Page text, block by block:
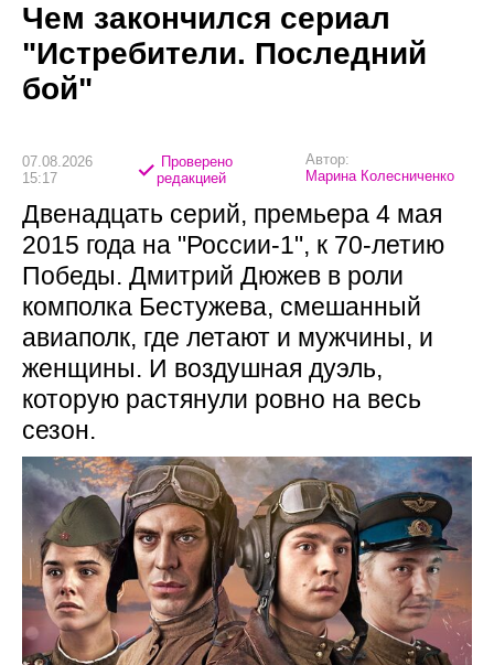
Чем закончился сериал
"Истребители. Последний
бой"
07.08.2026
15:17
Проверено
редакцией
Автор:
Марина Колесниченко
Двенадцать серий, премьера 4 мая
2015 года на "России-1", к 70-летию
Победы. Дмитрий Дюжев в роли
комполка Бестужева, смешанный
авиаполк, где летают и мужчины, и
женщины. И воздушная дуэль,
которую растянули ровно на весь
сезон.